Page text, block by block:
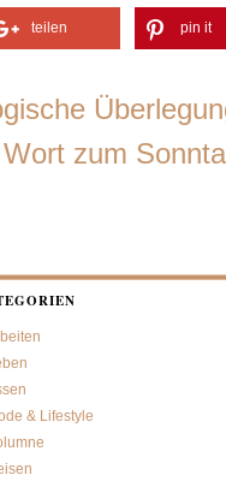
teilen pin it
zum
& Lifestyle